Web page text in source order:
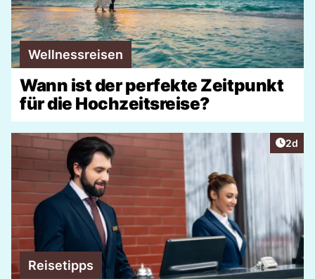
Wellnessreisen
Wann ist der perfekte Zeitpunkt
für die Hochzeitsreise?
2d
Reisetipps